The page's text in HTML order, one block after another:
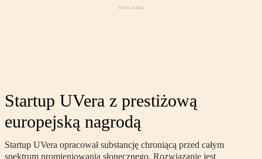
Startup UVera z prestiżową
europejską nagrodą
Startup UVera opracował substancję chroniącą przed całym
spektrum promieniowania słonecznego. Rozwiązanie jest